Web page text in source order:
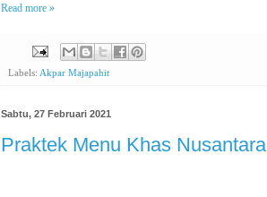
Read more »
Labels: Akpar Majapahit
Sabtu, 27 Februari 2021
Praktek Menu Khas Nusantara